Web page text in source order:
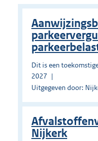
Dit is een
2027
Uitgegeven door:
Nijkerk